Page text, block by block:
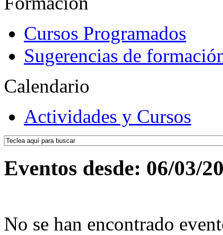
Cursos Programados
Sugerencias de
Calendario
Actividades y Cursos
Eventos desde: 06/03/
No se han encontrado